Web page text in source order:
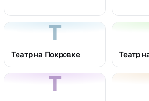
Т
Театр на Покровке Театр
Т